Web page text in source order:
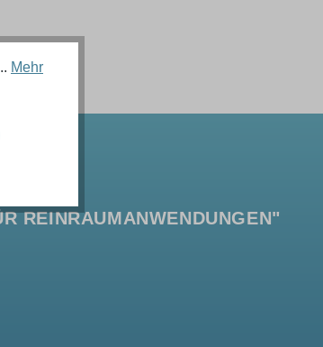
REINRAUMANWENDUNGEN"
Mehr